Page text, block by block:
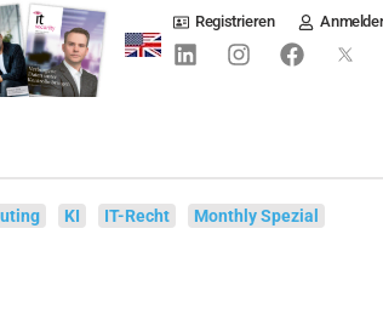
Registrieren
KI IT-Recht Monthly Spezial